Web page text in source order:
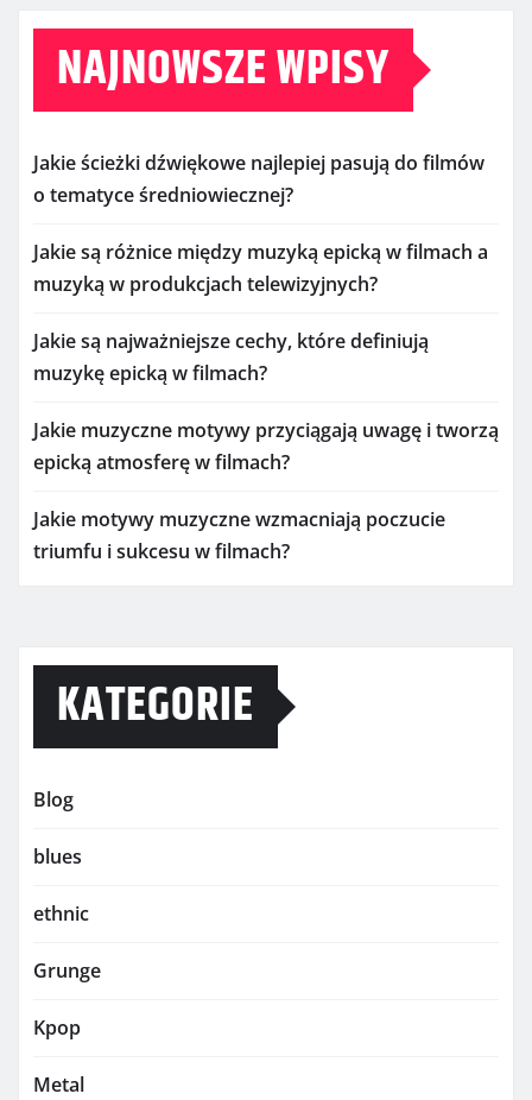
NAJNOWSZE WPISY
Jakie ścieżki dźwiękowe najlepiej pasują do filmów
o tematyce średniowiecznej?
Jakie są różnice między muzyką epicką w filmach a
muzyką w produkcjach telewizyjnych?
Jakie są najważniejsze cechy, które definiują
muzykę epicką w filmach?
Jakie muzyczne motywy przyciągają uwagę i tworzą
epicką atmosferę w filmach?
Jakie motywy muzyczne wzmacniają poczucie
triumfu i sukcesu w filmach?
KATEGORIE
Blog
blues
ethnic
Grunge
Kpop
Metal